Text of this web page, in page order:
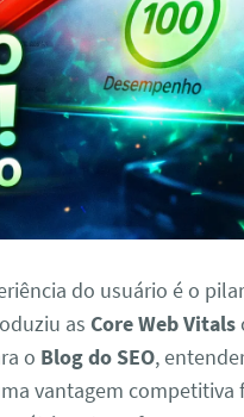
do usuário é o
asCore Web Vitals
o Blog do SEO,
vantagem